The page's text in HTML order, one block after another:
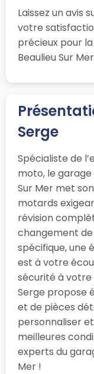
Laissez un avis
votre
précieux pour
Beaulieu Sur
Serge
Spécialiste de
moto, le garage
Sur Mer met
motards
révision
changement de
spécifique, une
est à votre
sécurité à votre
Serge propose
et de pièces
personnaliser
meilleures
experts du
Mer !